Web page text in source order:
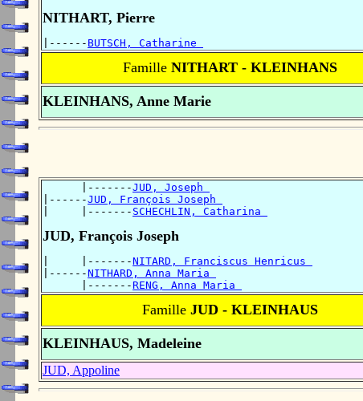
NITHART, Pierre
|------ BUTSCH, Catharine
Famille NITHART - KLEINHANS
KLEINHANS, Anne Marie
      |-------
JUD, Joseph
|------JUD, François Joseph
|     |------- SCHECHLIN, Catharina
JUD, François Joseph
|     |-------NITARD, Franciscus Henricus
|------NITHARD, Anna Maria
      |-------
RENG, Anna Maria
Famille JUD - KLEINHAUS
KLEINHAUS, Madeleine
JUD, Appoline